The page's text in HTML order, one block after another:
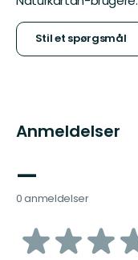
Stil et spørgsmål
Anmeldelser
—
0 anmeldelser
ud